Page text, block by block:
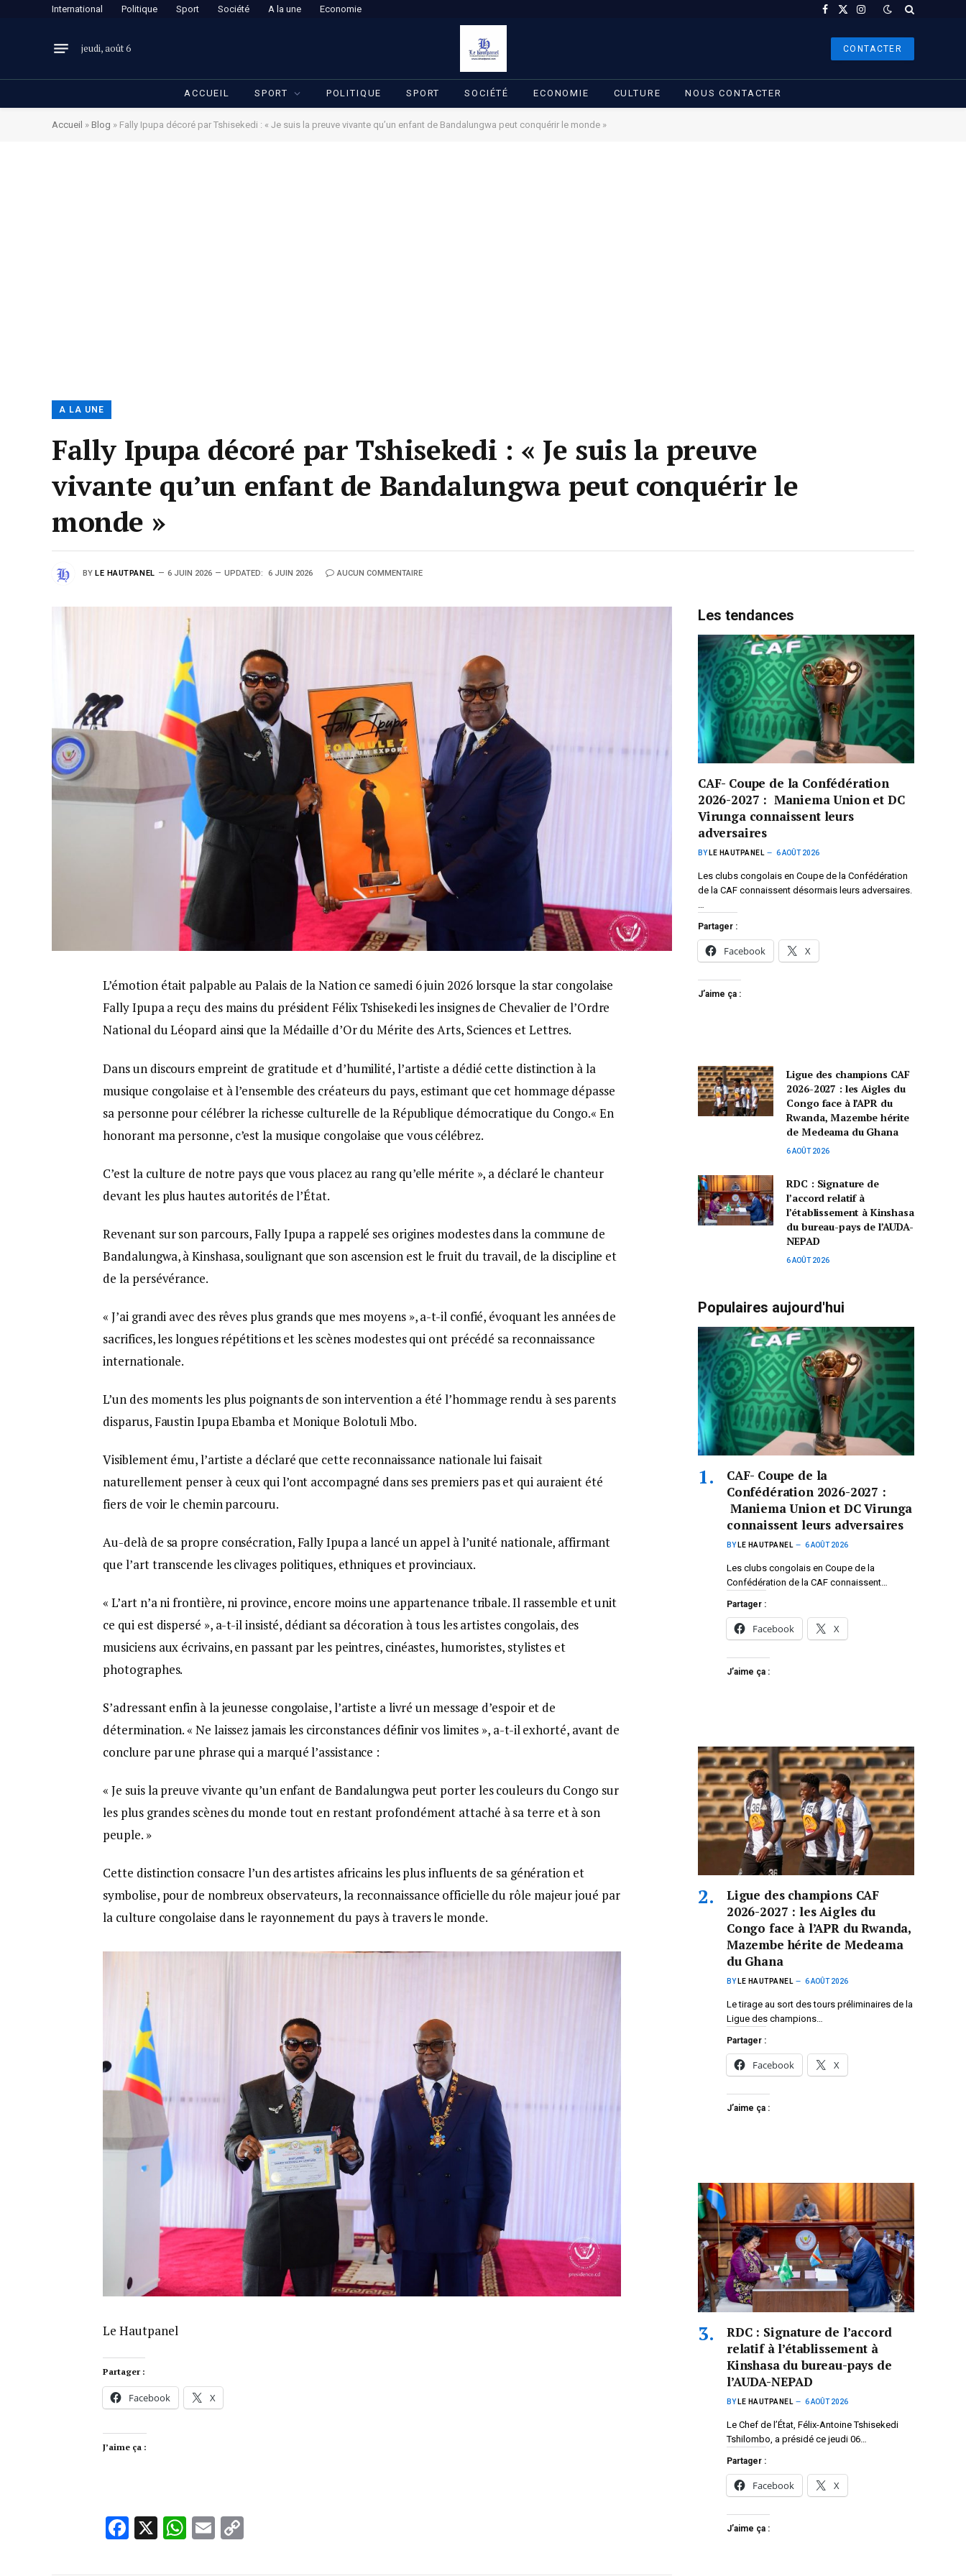
International Politique Sport Société A la une Economie Facebook
X
Instagram
jeudi, août 6 CONTACTER
ACCUEIL SPORT POLITIQUE SPORT SOCIÉTÉ ECONOMIE CULTURE NOUS CONTACTER
Accueil » Blog » Fally Ipupa décoré par Tshisekedi : « Je suis la preuve vivante qu’un enfant de Bandalungwa peut conquérir le monde »
A LA UNE
Fally Ipupa décoré par Tshisekedi : « Je suis la preuve
vivante qu’un enfant de Bandalungwa peut conquérir le
monde »
BY LE HAUTPANEL 6 JUIN 2026 UPDATED: 6 JUIN 2026 AUCUN COMMENTAIRE
L’émotion était palpable au Palais de la Nation ce samedi 6 juin 2026 lorsque la star congolaise
Fally Ipupa a reçu des mains du président Félix Tshisekedi les insignes de Chevalier de l’Ordre
National du Léopard ainsi que la Médaille d’Or du Mérite des Arts, Sciences et Lettres.
Dans un discours empreint de gratitude et d’humilité, l’artiste a dédié cette distinction à la
musique congolaise et à l’ensemble des créateurs du pays, estimant que cet hommage dépasse
sa personne pour célébrer la richesse culturelle de la République démocratique du Congo.« En
honorant ma personne, c’est la musique congolaise que vous célébrez.
C’est la culture de notre pays que vous placez au rang qu’elle mérite », a déclaré le chanteur
devant les plus hautes autorités de l’État.
Revenant sur son parcours, Fally Ipupa a rappelé ses origines modestes dans la commune de
Bandalungwa, à Kinshasa, soulignant que son ascension est le fruit du travail, de la discipline et
de la persévérance.
« J’ai grandi avec des rêves plus grands que mes moyens », a-t-il confié, évoquant les années de
sacrifices, les longues répétitions et les scènes modestes qui ont précédé sa reconnaissance
internationale.
L’un des moments les plus poignants de son intervention a été l’hommage rendu à ses parents
disparus, Faustin Ipupa Ebamba et Monique Bolotuli Mbo.
Visiblement ému, l’artiste a déclaré que cette reconnaissance nationale lui faisait
naturellement penser à ceux qui l’ont accompagné dans ses premiers pas et qui auraient été
fiers de voir le chemin parcouru.
Au-delà de sa propre consécration, Fally Ipupa a lancé un appel à l’unité nationale, affirmant
que l’art transcende les clivages politiques, ethniques et provinciaux.
« L’art n’a ni frontière, ni province, encore moins une appartenance tribale. Il rassemble et unit
ce qui est dispersé », a-t-il insisté, dédiant sa décoration à tous les artistes congolais, des
musiciens aux écrivains, en passant par les peintres, cinéastes, humoristes, stylistes et
photographes.
S’adressant enfin à la jeunesse congolaise, l’artiste a livré un message d’espoir et de
détermination. « Ne laissez jamais les circonstances définir vos limites », a-t-il exhorté, avant de
conclure par une phrase qui a marqué l’assistance :
« Je suis la preuve vivante qu’un enfant de Bandalungwa peut porter les couleurs du Congo sur
les plus grandes scènes du monde tout en restant profondément attaché à sa terre et à son
peuple. »
Cette distinction consacre l’un des artistes africains les plus influents de sa génération et
symbolise, pour de nombreux observateurs, la reconnaissance officielle du rôle majeur joué par
la culture congolaise dans le rayonnement du pays à travers le monde.
Le Hautpanel
Partager :
Facebook X
J’aime ça :
Facebook
X WhatsApp
Email
Les tendances
CAF- Coupe de la Confédération
2026-2027 : Maniema Union et DC
Virunga connaissent leurs
adversaires
BY LE HAUTPANEL 6 AOÛT 2026
Les clubs congolais en Coupe de la Confédération
de la CAF connaissent désormais leurs adversaires.
…
Partager :
Facebook X
J’aime ça :
Ligue des champions CAF
2026-2027 : les Aigles du
Congo face à l’APR du
Rwanda, Mazembe hérite
de Medeama du Ghana
6 AOÛT 2026
RDC : Signature de
l’accord relatif à
l’établissement à Kinshasa
du bureau-pays de l’AUDA-
NEPAD
6 AOÛT 2026
Populaires aujourd'hui
CAF- Coupe de la
Confédération 2026-2027 :
Maniema Union et DC Virunga
connaissent leurs adversaires
BY LE HAUTPANEL 6 AOÛT 2026
Les clubs congolais en Coupe de la
Confédération de la CAF connaissent…
Partager :
Facebook X
J’aime ça :
Ligue des champions CAF
2026-2027 : les Aigles du
Congo face à l’APR du Rwanda,
Mazembe hérite de Medeama
du Ghana
BY LE HAUTPANEL 6 AOÛT 2026
Le tirage au sort des tours préliminaires de la
Ligue des champions…
Partager :
Facebook X
J’aime ça :
RDC : Signature de l’accord
relatif à l’établissement à
Kinshasa du bureau-pays de
l’AUDA-NEPAD
BY LE HAUTPANEL 6 AOÛT 2026
Le Chef de l’État, Félix-Antoine Tshisekedi
Tshilombo, a présidé ce jeudi 06…
Partager :
Facebook X
J’aime ça :